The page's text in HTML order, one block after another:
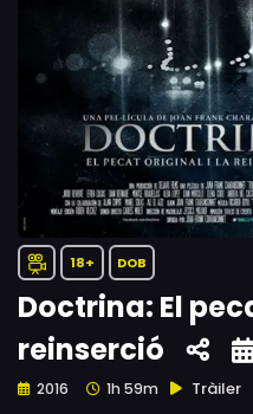
18+ DOB
Doctrina: El
reinserció
2016 1h 59m Tràiler